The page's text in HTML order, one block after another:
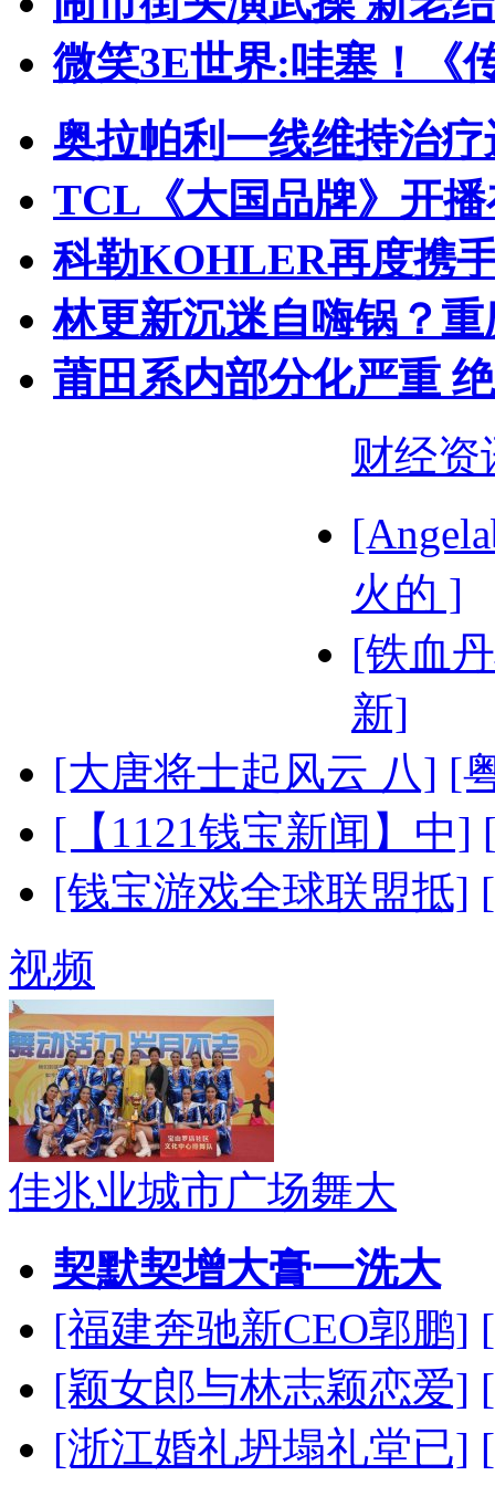
微笑3E世界:哇塞！《
奥拉帕利一线维持治
TCL《大国品牌》开
科勒KOHLER再度携
林更新沉迷自嗨锅？
莆田系内部分化严重
财经资
火的 ]
[铁血
新]
[大唐将士起风云 八] [
[【1121钱宝新闻】中]
[钱宝游戏全球联盟抵]
视频
佳兆业城市广场舞大
契默契增大膏一洗大
[福建奔驰新CEO郭鹏]
[颖女郎与林志颖恋爱]
[浙江婚礼坍塌礼堂已]